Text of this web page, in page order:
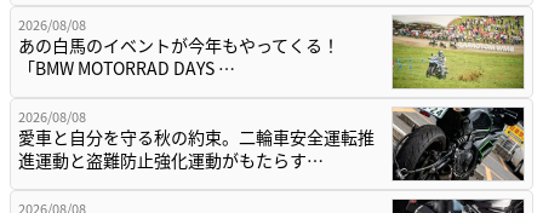
2026/08/08
あの白馬のイベントが今年もやってくる！
「BMW MOTORRAD DAYS …
2026/08/08
愛車と自分を守る秋の約束。二輪車安全運転推
進運動と盗難防止強化運動がもたらす…
2026/08/08